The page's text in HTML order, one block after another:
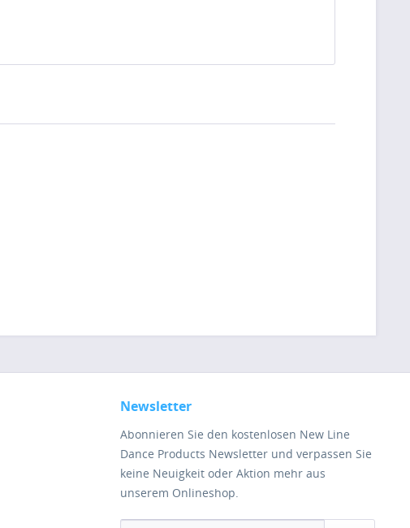
Newsletter
Abonnieren Sie den kostenlosen New Line
Dance Products Newsletter und verpassen Sie
keine Neuigkeit oder Aktion mehr aus
unserem Onlineshop.